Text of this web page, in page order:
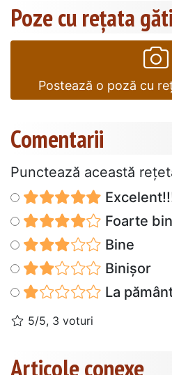
Poze cu rețata
Postează o poză cu
Comentarii
Punctează această
Foarte
Bine
Binișor
La
5/5, 3 voturi
Articole conexe